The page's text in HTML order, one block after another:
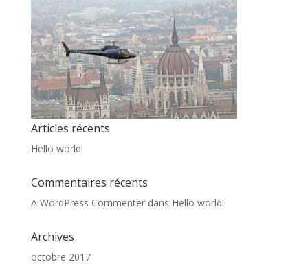
Articles récents
Hello world!
Commentaires récents
A WordPress Commenterdans Hello world!
Archives
octobre 2017